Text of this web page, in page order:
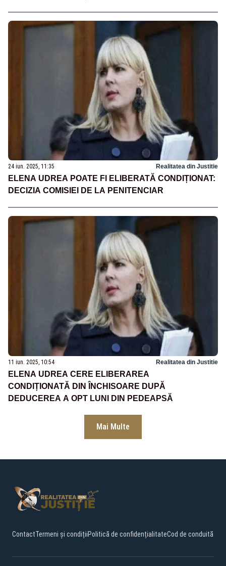
24 iun. 2025, 11:35 Realitatea din Justitie
ELENA UDREA POATE FI ELIBERATĂ CONDIȚIONAT:
DECIZIA COMISIEI DE LA PENITENCIAR
11 iun. 2025, 10:54 Realitatea din Justitie
ELENA UDREA CERE ELIBERAREA
CONDIȚIONATĂ DIN ÎNCHISOARE DUPĂ
DEDUCEREA A OPT LUNI DIN PEDEAPSĂ
Mai Multe
ContactTermeni și condițiiPolitică de confidențialitateCod de conduită